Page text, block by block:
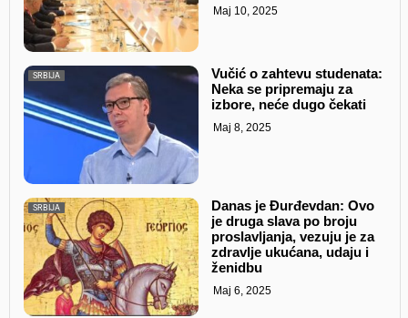
Maj 10, 2025
SRBIJA
Vučić o zahtevu studenata:
Neka se pripremaju za
izbore, neće dugo čekati
Maj 8, 2025
SRBIJA
Danas je Đurđevdan: Ovo
je druga slava po broju
proslavljanja, vezuju je za
zdravlje ukućana, udaju i
ženidbu
Maj 6, 2025